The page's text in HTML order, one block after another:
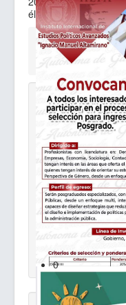
élites en el régimen
Está aquí: Inicio
Uncategorised
Dra. Rosa María
Convocatoria
0